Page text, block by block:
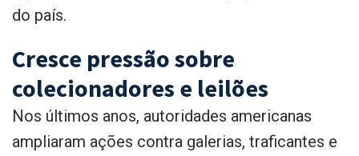
do país.
Cresce pressão sobre
colecionadores e leilões
Nos últimos anos, autoridades americanas
ampliaram ações contra galerias, traficantes e